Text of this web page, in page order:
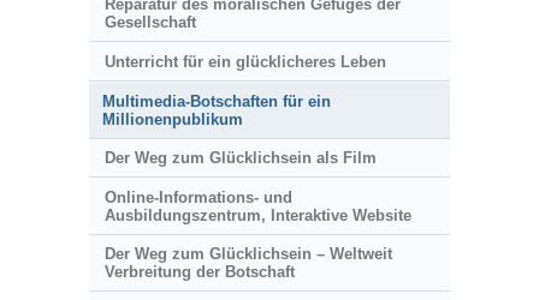
Reparatur des moralischen Gefüges der
Gesellschaft
Unterricht für ein glücklicheres Leben
Multimedia-Botschaften für ein
Millionenpublikum
Der Weg zum Glücklichsein als Film
Online-Informations- und
Ausbildungszentrum, Interaktive Website
Der Weg zum Glücklichsein – Weltweit
Verbreitung der Botschaft